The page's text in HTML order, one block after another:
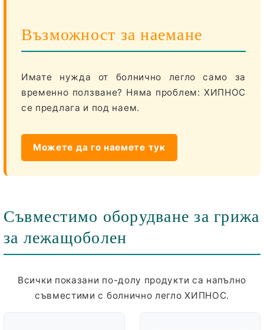
Възможност за наемане
Имате нужда от болнично легло само за
временно ползване? Няма проблем: ХИПНОС
се предлага и под наем.
Можете да го наемете тук
Съвместимо оборудване за грижа
за лежащоболен
Всички показани по-долу продукти са напълно
съвместими с болнично легло ХИПНОС.